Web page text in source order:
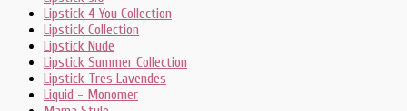
Lipstick 4 You Collection
Lipstick Collection
Lipstick Nude
Lipstick Summer Collection
Lipstick Tres Lavendes
Liquid - Monomer